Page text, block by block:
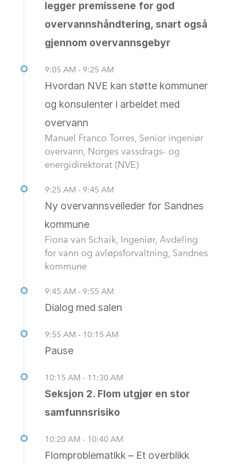
legger premissene for god
overvannshåndtering, snart også
gjennom overvannsgebyr
9:05 AM - 9:25 AM
Hvordan NVE kan støtte kommuner
og konsulenter i arbeidet med
overvann
Manuel Franco Torres, Senior ingeniør
overvann, Norges vassdrags- og
energidirektorat (NVE)
9:25 AM - 9:45 AM
Ny overvannsveileder for Sandnes
kommune
Fiona van Schaik, Ingeniør, Avdeling
for vann og avløpsforvaltning, Sandnes
kommune
9:45 AM - 9:55 AM
Dialog med salen
9:55 AM - 10:15 AM
Pause
10:15 AM - 11:30 AM
Seksjon 2. Flom utgjør en stor
samfunnsrisiko
10:20 AM - 10:40 AM
Flomproblematikk – Et overblikk